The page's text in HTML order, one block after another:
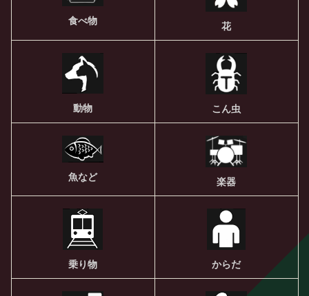
食べ物 花
動物 こん虫
魚など 楽器
乗り物 からだ